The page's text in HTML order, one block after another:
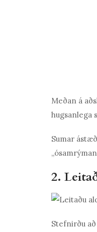
Meðan á
hugsanlega
Sumar
2.
Stefnirðu